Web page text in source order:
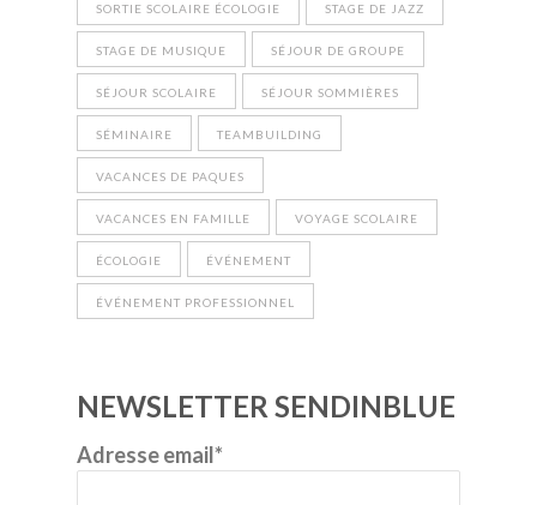
SORTIE SCOLAIRE ÉCOLOGIE STAGE DE JAZZ
STAGE DE MUSIQUE SÉJOUR DE GROUPE
SÉJOUR SCOLAIRE SÉJOUR SOMMIÈRES
SÉMINAIRE TEAMBUILDING
VACANCES DE PAQUES
VACANCES EN FAMILLE VOYAGE SCOLAIRE
ÉCOLOGIE ÉVÉNEMENT
ÉVÉNEMENT PROFESSIONNEL
NEWSLETTER SENDINBLUE
Adresse email*